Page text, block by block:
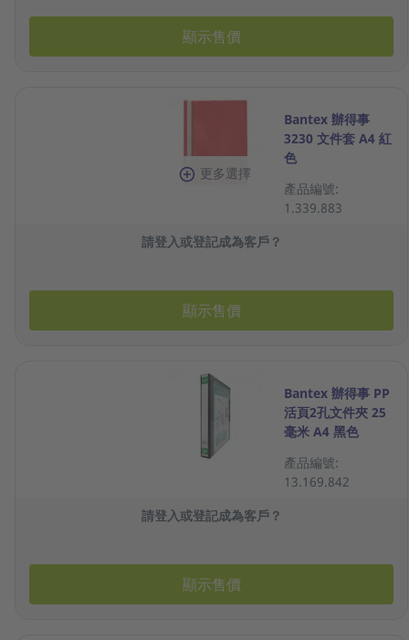
顯示售價
更多選擇
Bantex 辦得事
3230 文件套 A4 紅
色
產品編號:
1.339.883
請登入或登記成為客戶？
顯示售價
Bantex 辦得事 PP
活頁2孔文件夾 25
毫米 A4 黑色
產品編號:
13.169.842
請登入或登記成為客戶？
顯示售價